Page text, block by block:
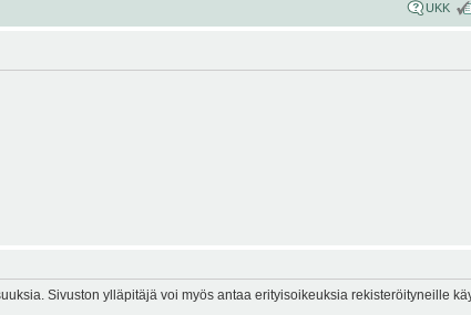
UKK
Sivuston ylläpitäjä voi myös antaa erityisoikeuksia rekisteröityneille